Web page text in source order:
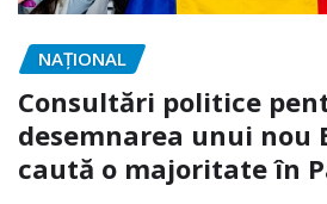
NAŢIONAL
Consultări politice
desemnarea unui nou
caută o majoritate în